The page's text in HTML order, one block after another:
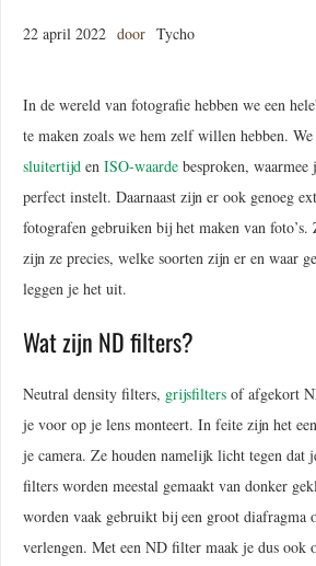
22 april 2022 door Tycho
In de wereld van fotografie hebben we een
te maken zoals we hem zelf willen hebben.
sluitertijd en ISO-waarde besproken,
perfect instelt. Daarnaast zijn er ook genoeg
fotografen gebruiken bij het maken van
zijn ze precies, welke soorten zijn er en waar
leggen je het uit.
Wat zijn ND filters?
Neutral density filters, grijsfilters of afgekort
je voor op je lens monteert. In feite zijn het
je camera. Ze houden namelijk licht tegen dat
filters worden meestal gemaakt van donker
worden vaak gebruikt bij een groot
verlengen. Met een ND filter maak je dus ook